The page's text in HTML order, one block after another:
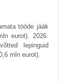
tööde jääk
eurot). 2026.
lepinguid
mln eurot).